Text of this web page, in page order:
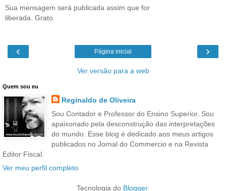
Sua mensagem será publicada assim que for
liberada. Grato.
‹ ›
Página inicial
Ver versão para a web
Quem sou eu
Reginaldo de Oliveira
Sou Contador e Professor do Ensino Superior. Sou
apaixonado pela desconstrução das interpretações
do mundo. Esse blog é dedicado aos meus artigos
publicados no Jornal do Commercio e na Revista
Editor Fiscal.
Ver meu perfil completo
Tecnologia do Blogger.